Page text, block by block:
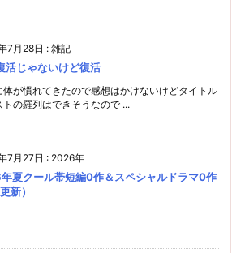
7月28日 : 雑記
活じゃないけど復活
体が慣れてきたので感想はかけないけどタイトル
トの羅列はできそうなので ...
7月27日 : 2026年
夏クール帯短編0作＆スペシャルドラマ0作
新）